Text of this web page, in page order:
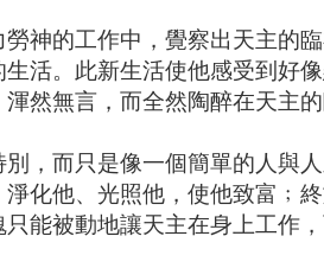
神的工作中，覺察出天主的
活。此新生活使他感受到好
然無言，而全然陶醉在天主的
，而只是像一個簡單的人與
化他、光照他，使他致富﹔
能被動地讓天主在身上工作